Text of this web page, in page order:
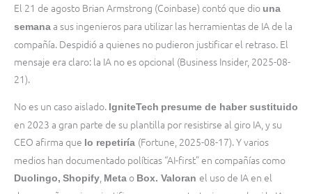
El 21 de agosto Brian Armstrong (Coinbase) contó que dio una
semana a sus ingenieros para utilizar las herramientas de IA de la
compañía. Despidió a quienes no pudieron justificar el retraso. El
mensaje era claro: la IA no es opcional (Business Insider, 2025-08-
21).
No es un caso aislado. IgniteTech presume de haber sustituido
en 2023 a gran parte de su plantilla por resistirse al giro IA, y su
CEO afirma que lo repetiría (Fortune, 2025-08-17). Y varios
medios han documentado políticas “AI-first” en compañías como
Duolingo, Shopify Meta o Box. Valoran el uso de IA en el